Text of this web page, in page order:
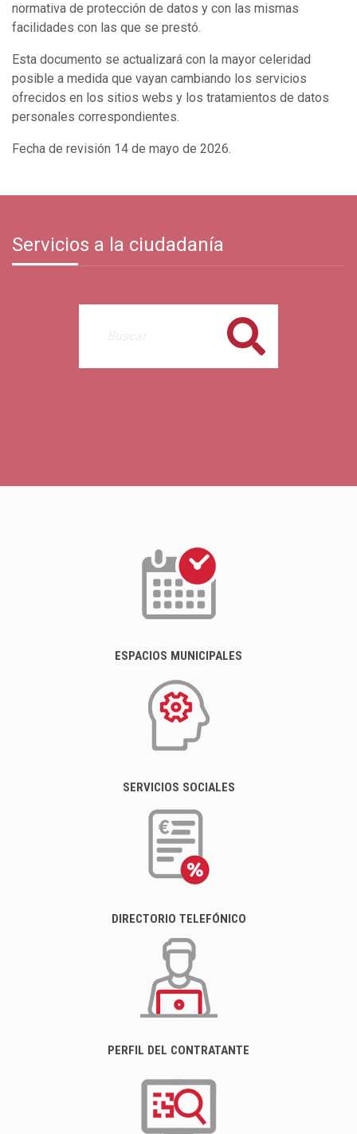
normativa de protección de datos y con las mismas
facilidades con las que se prestó.
Esta documento se actualizará con la mayor celeridad
posible a medida que vayan cambiando los servicios
ofrecidos en los sitios webs y los tratamientos de datos
personales correspondientes.
Fecha de revisión 14 de mayo de 2026.
Servicios a la ciudadanía
Buscar
ESPACIOS MUNICIPALES
SERVICIOS SOCIALES
DIRECTORIO TELEFÓNICO
PERFIL DEL CONTRATANTE